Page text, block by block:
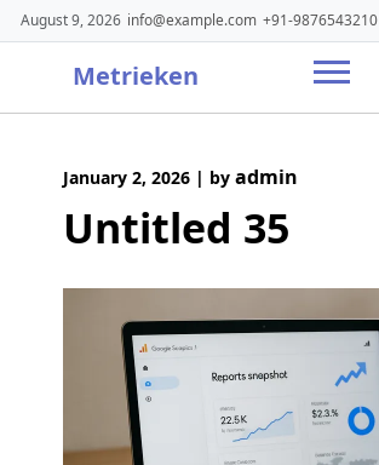
Skip
to
August 9, 2026 info@example.com +91-9876543210
Metrieken
January 2, 2026 | by admin
Untitled 35